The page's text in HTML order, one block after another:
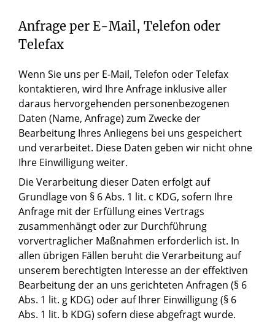
Anfrage per E-Mail, Telefon oder
Telefax
Wenn Sie uns per E-Mail, Telefon oder Telefax
kontaktieren, wird Ihre Anfrage inklusive aller
daraus hervorgehenden personenbezogenen
Daten (Name, Anfrage) zum Zwecke der
Bearbeitung Ihres Anliegens bei uns gespeichert
und verarbeitet. Diese Daten geben wir nicht ohne
Ihre Einwilligung weiter.
Die Verarbeitung dieser Daten erfolgt auf
Grundlage von § 6 Abs. 1 lit. c KDG, sofern Ihre
Anfrage mit der Erfüllung eines Vertrags
zusammenhängt oder zur Durchführung
vorvertraglicher Maßnahmen erforderlich ist. In
allen übrigen Fällen beruht die Verarbeitung auf
unserem berechtigten Interesse an der effektiven
Bearbeitung der an uns gerichteten Anfragen (§ 6
Abs. 1 lit. g KDG) oder auf Ihrer Einwilligung (§ 6
Abs. 1 lit. b KDG) sofern diese abgefragt wurde.